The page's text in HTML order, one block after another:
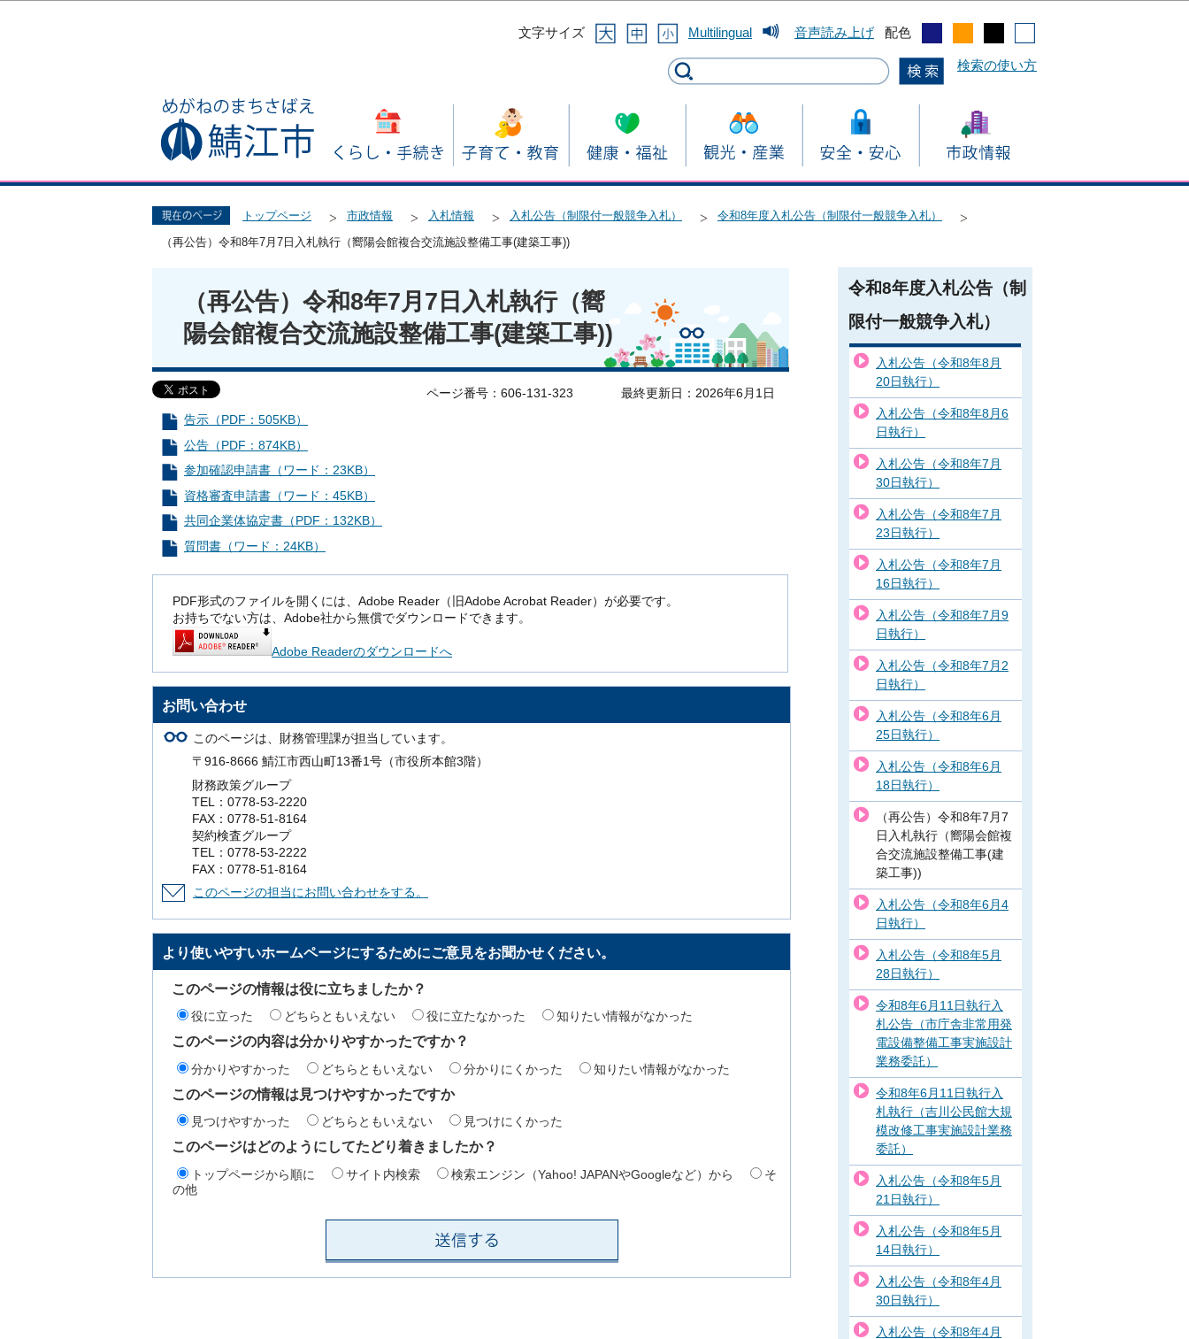
文字サイズ
Multilingual 音声読み上げ 配色
検索の使い方
トップページ 市政情報 入札情報 入札公告（制限付一般競争入札）
令和8年度入札公告（制限付一般競争入札）
（再公告）令和8年7月7日入札執行（嚮陽会館複合交流施設整備工事(建築工事))
（再公告）令和8年7月7日入札執行（嚮
陽会館複合交流施設整備工事(建築工事))
ページ番号：606-131-323
最終更新日：2026年6月1日
告示（PDF：505KB）
公告（PDF：874KB）
参加確認申請書（ワード：23KB）
資格審査申請書（ワード：45KB）
共同企業体協定書（PDF：132KB）
質問書（ワード：24KB）
PDF形式のファイルを開くには、Adobe Reader（旧Adobe Acrobat Reader）が必要です。
お持ちでない方は、Adobe社から無償でダウンロードできます。
Adobe Readerのダウンロードへ
お問い合わせ
このページは、財務管理課が担当しています。
〒916-8666 鯖江市西山町13番1号（市役所本館3階）
財務政策グループ
TEL：0778-53-2220
FAX：0778-51-8164
契約検査グループ
TEL：0778-53-2222
FAX：0778-51-8164
このページの担当にお問い合わせをする。
より使いやすいホームページにするためにご意見をお聞かせください。
このページの情報は役に立ちましたか？
役に立った どちらともいえない 役に立たなかった 知りたい情報がなかった
このページの内容は分かりやすかったですか？
分かりやすかった どちらともいえない 分かりにくかった 知りたい情報がなかった
このページの情報は見つけやすかったですか
見つけやすかった どちらともいえない 見つけにくかった
このページはどのようにしてたどり着きましたか？
トップページから順に サイト内検索 検索エンジン（Yahoo! JAPANやGoogleなど）から
そ
の他
令和8年度入札公告（制
限付一般競争入札）
入札公告（令和8年8月
20日執行）
入札公告（令和8年8月6
日執行）
入札公告（令和8年7月
30日執行）
入札公告（令和8年7月
23日執行）
入札公告（令和8年7月
16日執行）
入札公告（令和8年7月9
日執行）
入札公告（令和8年7月2
日執行）
入札公告（令和8年6月
25日執行）
入札公告（令和8年6月
18日執行）
（再公告）令和8年7月7
日入札執行（嚮陽会館複
合交流施設整備工事(建
築工事))
入札公告（令和8年6月4
日執行）
入札公告（令和8年5月
28日執行）
令和8年6月11日執行入
札公告（市庁舎非常用発
電設備整備工事実施設計
業務委託）
令和8年6月11日執行入
札執行（吉川公民館大規
模改修工事実施設計業務
委託）
入札公告（令和8年5月
21日執行）
入札公告（令和8年5月
14日執行）
入札公告（令和8年4月
30日執行）
入札公告（令和8年4月